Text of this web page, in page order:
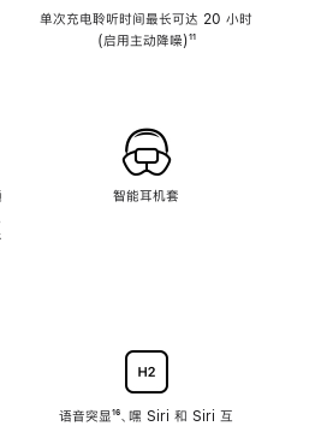
单次充电聆听时间最长可达 20 小时
(启用主动降噪)脚
¹¹
智能耳机套
语音突显脚
¹⁶、嘿 Siri 和 Siri 互